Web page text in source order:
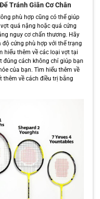
Tránh Giãn Cơ Chân
phù hợp cũng có thể giúp
quá nặng hoặc quá cứng
nguy cơ chấn thương. Hãy
cứng phù hợp với thể trạng
hiểu thêm về các loại vợt tại
đúng cách không chỉ giúp bạn
của bạn. Tìm hiểu thêm về
về cách điều trị bằng